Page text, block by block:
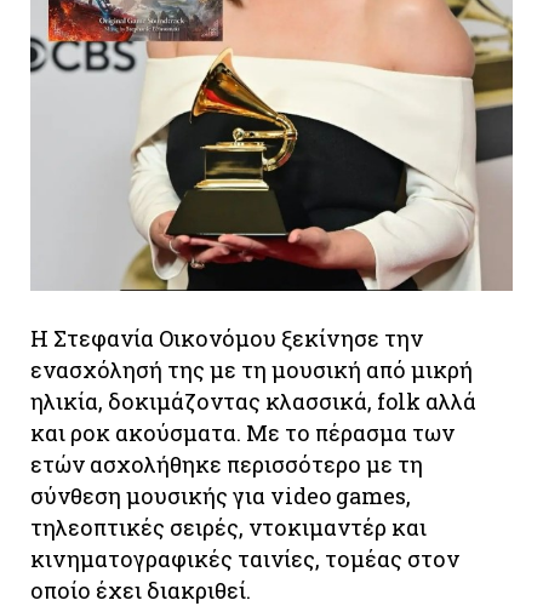
Η Στεφανία Οικονόμου ξεκίνησε την
ενασχόλησή της με τη μουσική από μικρή
ηλικία, δοκιμάζοντας κλασσικά, folk αλλά
και ροκ ακούσματα. Με το πέρασμα των
ετών ασχολήθηκε περισσότερο με τη
σύνθεση μουσικής για video games,
τηλεοπτικές σειρές, ντοκιμαντέρ και
κινηματογραφικές ταινίες, τομέας στον
οποίο έχει διακριθεί.